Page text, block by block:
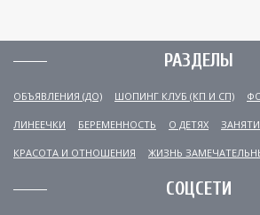
РАЗДЕЛЫ
ОБЪЯВЛЕНИЯ (ДО) ШОПИНГ КЛУБ (КП И СП)
ЛИНЕЕЧКИ БЕРЕМЕННОСТЬ О ДЕТЯХ
КРАСОТА И ОТНОШЕНИЯ ЖИЗНЬ
СОЦСЕТИ